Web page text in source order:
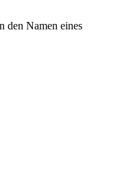
den Namen eines